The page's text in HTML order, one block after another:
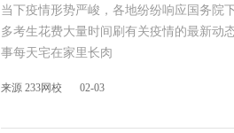
当下疫情形势严峻，各地纷纷响应国务院
多考生花费大量时间刷有关疫情的最新动
事每天宅在家里长肉
来源 233网校 02-03